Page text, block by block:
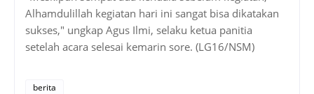
Alhamdulillah kegiatan hari ini sangat bisa dikatakan
sukses," ungkap Agus Ilmi, selaku ketua panitia
setelah acara selesai kemarin sore. (LG16/NSM)
berita